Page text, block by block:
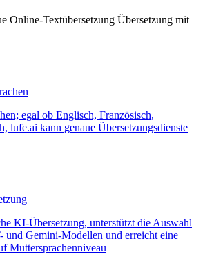
Online-Textübersetzung Übersetzung mit
egal ob Englisch, Französisch,
lufe.ai kann genaue Übersetzungsdienste
KI-Übersetzung, unterstützt die Auswahl
und Gemini-Modellen und erreicht eine
Muttersprachenniveau